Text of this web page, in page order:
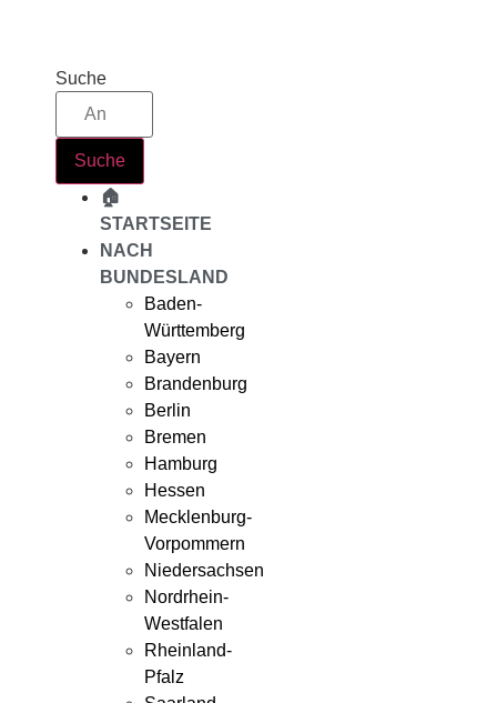
Suche
Suche
🏠
STARTSEITE
NACH
BUNDESLAND
Baden-
Württemberg
Bayern
Brandenburg
Berlin
Bremen
Hamburg
Hessen
Mecklenburg-
Vorpommern
Niedersachsen
Nordrhein-
Westfalen
Rheinland-
Pfalz